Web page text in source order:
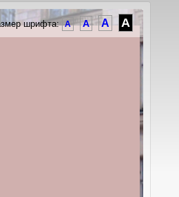
шрифта: A A A A